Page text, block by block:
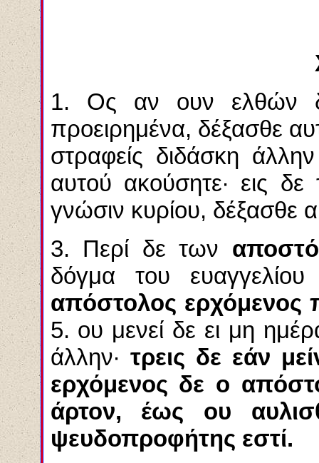
1. Ος αν ουν ελθών
προειρημένα, δέξασθε
στραφείς διδάσκη
αυτού ακούσητε· εις δε
γνώσιν κυρίου, δέξασθε
3. Περί δε των
δόγμα του
απόστολος ερχόμενος
5. ου μενεί δε ει μη
άλλην· τρεις δε εάν
ερχόμενος δε ο
άρτον, έως ου
ψευδοπροφήτης εστί.